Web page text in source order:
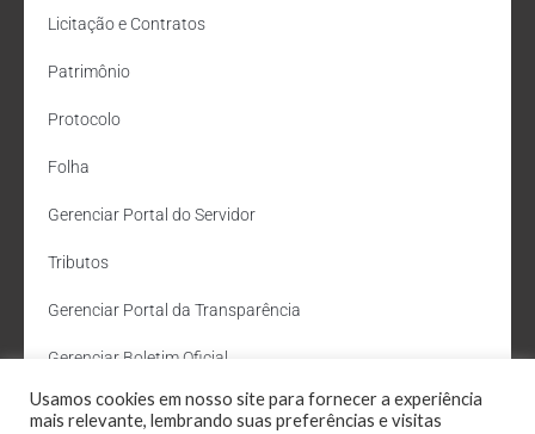
Licitação e Contratos
Patrimônio
Protocolo
Folha
Gerenciar Portal do Servidor
Tributos
Gerenciar Portal da Transparência
Gerenciar Boletim Oficial
Departamento de Água e Esgoto
Usamos cookies em nosso site para fornecer a experiência
mais relevante, lembrando suas preferências e visitas